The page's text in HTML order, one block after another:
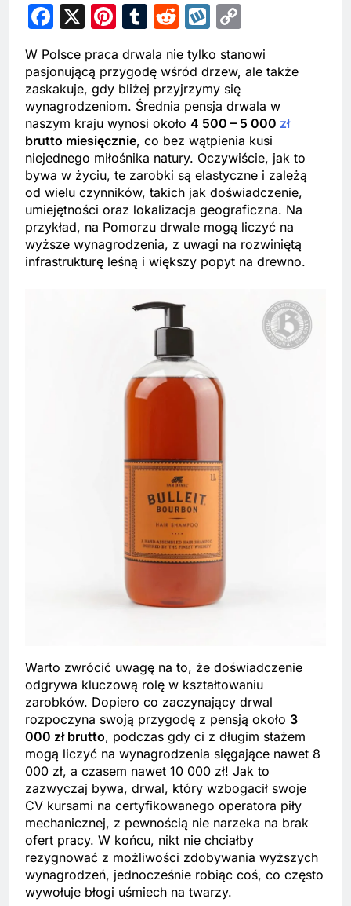
Facebook
X Pinterest
Tumblr
RedditWykop
Link
W Polsce praca drwala nie tylko stanowi
pasjonującą przygodę wśród drzew, ale także
zaskakuje, gdy bliżej przyjrzymy się
wynagrodzeniom. Średnia pensja drwala w
naszym kraju wynosi około 4 500 – 5 000 zł
brutto miesięcznie, co bez wątpienia kusi
niejednego miłośnika natury. Oczywiście, jak to
bywa w życiu, te zarobki są elastyczne i zależą
od wielu czynników, takich jak doświadczenie,
umiejętności oraz lokalizacja geograficzna. Na
przykład, na Pomorzu drwale mogą liczyć na
wyższe wynagrodzenia, z uwagi na rozwiniętą
infrastrukturę leśną i większy popyt na drewno.
Warto zwrócić uwagę na to, że doświadczenie
odgrywa kluczową rolę w kształtowaniu
zarobków. Dopiero co zaczynający drwal
rozpoczyna swoją przygodę z pensją około 3
000 zł brutto, podczas gdy ci z długim stażem
mogą liczyć na wynagrodzenia sięgające nawet 8
000 zł, a czasem nawet 10 000 zł! Jak to
zazwyczaj bywa, drwal, który wzbogacił swoje
CV kursami na certyfikowanego operatora piły
mechanicznej, z pewnością nie narzeka na brak
ofert pracy. W końcu, nikt nie chciałby
rezygnować z możliwości zdobywania wyższych
wynagrodzeń, jednocześnie robiąc coś, co często
wywołuje błogi uśmiech na twarzy.